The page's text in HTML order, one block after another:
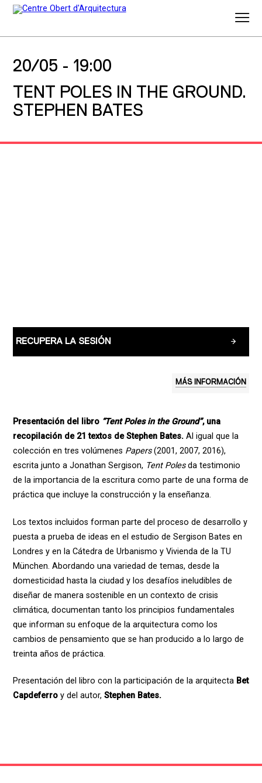
20/05 - 19:00
TENT POLES IN THE GROUND.
STEPHEN BATES
RECUPERA LA SESIÓN
MÁS INFORMACIÓN
Presentación del libro “Tent Poles in the Ground”, una
recopilación de 21 textos de Stephen Bates.Al igual que la
colección en tres volúmenes Papers(2001, 2007, 2016),
escrita junto a Jonathan Sergison, Tent Polesda testimonio
de la importancia de la escritura como parte de una forma de
práctica que incluye la construcción y la enseñanza.
Los textos incluidos forman parte del proceso de desarrollo y
puesta a prueba de ideas en el estudio de Sergison Bates en
Londres y en la Cátedra de Urbanismo y Vivienda de la TU
München. Abordando una variedad de temas, desde la
domesticidad hasta la ciudad y los desafíos ineludibles de
diseñar de manera sostenible en un contexto de crisis
climática, documentan tanto los principios fundamentales
que informan su enfoque de la arquitectura como los
cambios de pensamiento que se han producido a lo largo de
treinta años de práctica.
Presentación del libro con la participación de la arquitecta Bet
Capdeferroy del autor, Stephen Bates.